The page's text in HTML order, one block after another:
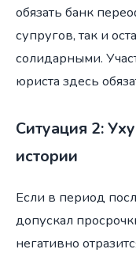
обязать банк
супругов, так и
солидарными.
юриста здесь
Ситуация 2:
истории
Если в период
допускал
негативно